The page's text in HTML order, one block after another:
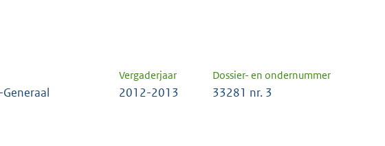
Vergaderjaar Dossier- en ondernummer
2012-2013 33281 nr. 3